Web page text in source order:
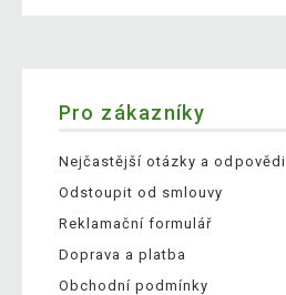
Pro zákazníky
Nejčastější otázky a odpovědi
Odstoupit od smlouvy
Reklamační formulář
Doprava a platba
Obchodní podmínky